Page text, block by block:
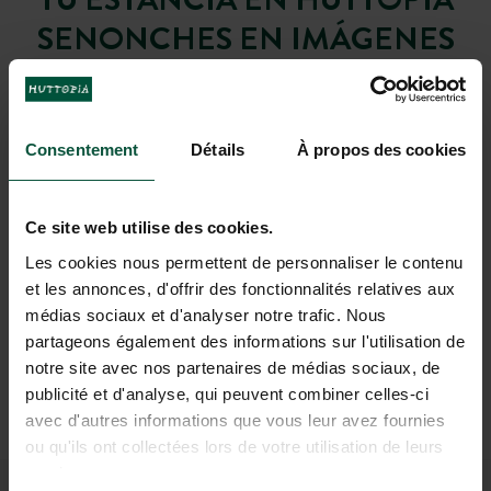
Consentement Détails À propos des cookies
Ce site web utilise des cookies.
Les cookies nous permettent de personnaliser le contenu
et les annonces, d'offrir des fonctionnalités relatives aux
médias sociaux et d'analyser notre trafic. Nous
partageons également des informations sur l'utilisation de
notre site avec nos partenaires de médias sociaux, de
publicité et d'analyse, qui peuvent combiner celles-ci
avec d'autres informations que vous leur avez fournies
ou qu'ils ont collectées lors de votre utilisation de leurs
árboles del majestuoso bosque del
Perche
de la laguna
SENONCHES EN IMÁGENES